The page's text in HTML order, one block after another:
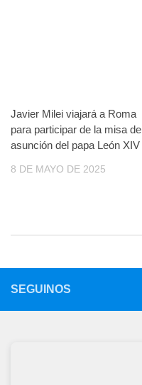
Javier Milei viajará a Roma
para participar de la misa de
asunción del papa León XIV
8 DE MAYO DE 2025
SEGUINOS